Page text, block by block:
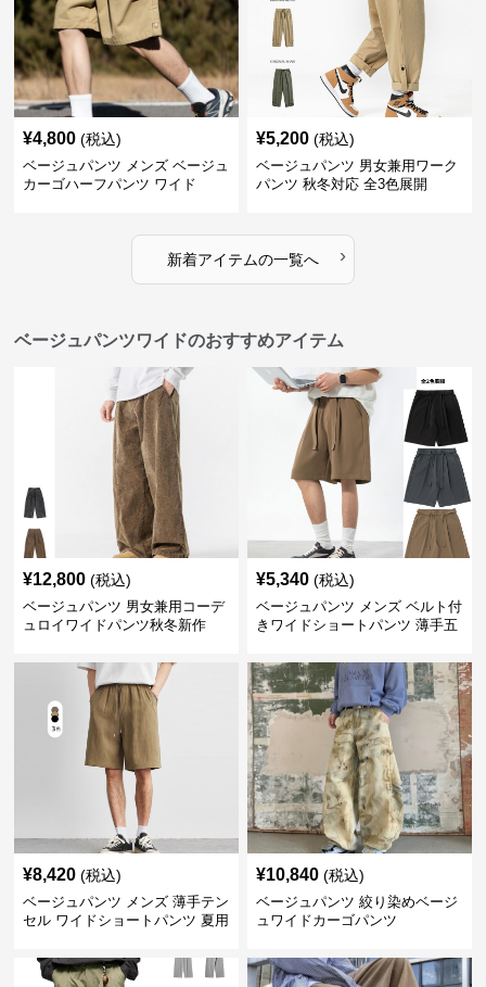
¥4,800 (税込)
ベージュパンツ メンズ ベージュ
カーゴハーフパンツ ワイド
¥5,200 (税込)
ベージュパンツ 男女兼用ワーク
パンツ 秋冬対応 全3色展開
新着アイテムの一覧へ ›
ベージュパンツワイドのおすすめアイテム
¥12,800 (税込)
ベージュパンツ 男女兼用コーデ
ュロイワイドパンツ秋冬新作
¥5,340 (税込)
ベージュパンツ メンズ ベルト付
きワイドショートパンツ 薄手五
¥8,420 (税込)
ベージュパンツ メンズ 薄手テン
セル ワイドショートパンツ 夏用
¥10,840 (税込)
ベージュパンツ 絞り染めベージ
ュワイドカーゴパンツ